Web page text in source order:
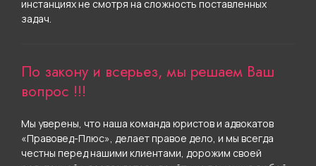
инстанциях не смотря на сложность поставленных
задач.
По закону и всерьез, мы решаем Ваш
вопрос !!!
Мы уверены, что наша команда юристов и адвокатов
«Правовед-Плюс», делает правое дело, и мы всегда
честны перед нашими клиентами, дорожим своей